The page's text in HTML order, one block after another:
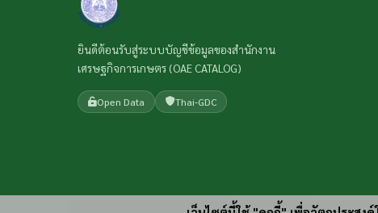
ยินดีต้อนรับสู่ระบบบัญชีข้อมูลของสำนักงาน
เศรษฐกิจการเกษตร (OAE CATALOG)
Open Data Thai-GDC